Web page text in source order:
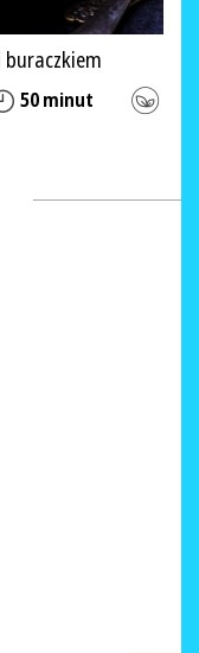
buraczkiem
50 minut